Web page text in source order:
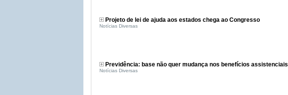
Projeto de lei de ajuda aos estados chega ao Congresso
Notícias Diversas
Previdência: base não quer mudança nos benefícios assistenciais
Notícias Diversas